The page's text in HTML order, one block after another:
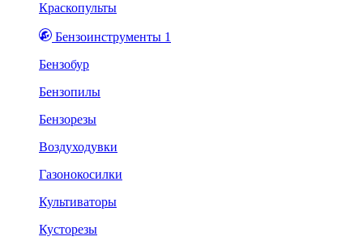
Краскопульты
Бензоинструменты 1
Бензобур
Бензопилы
Бензорезы
Воздуходувки
Газонокосилки
Культиваторы
Кусторезы